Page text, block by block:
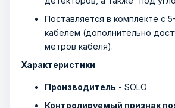
Поставляется в комплекте с
кабелем (дополнительно
метров кабеля).
Характеристики
Производитель - SOLO
Контролируемый признак